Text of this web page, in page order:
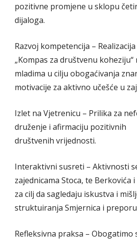
pozitivne promjene u sklopu
dijaloga.
Razvoj kompetencija –
„Kompas za društvenu koheziju“
mladima u cilju obogaćivanja
motivacije za aktivno učešće u
Izlet na Vjetrenicu – Prilika za
druženje i afirmaciju pozitivnih
društvenih vrijednosti.
Interaktivni susreti – Aktivnosti
zajednicama Stoca, te Berkovića
za cilj da sagledaju iskustva i
struktuiranja Smjernica i
Refleksivna praksa –